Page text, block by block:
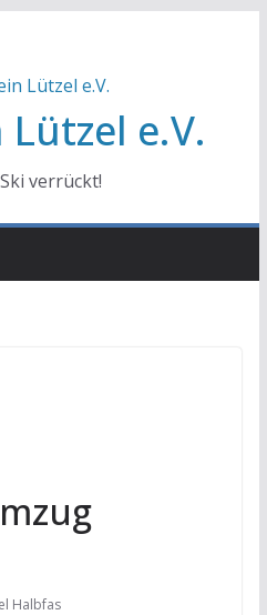
e.V.
verrückt!
Halbfas